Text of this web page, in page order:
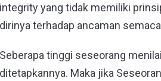
integrity yang tidak memiliki
dirinya terhadap ancaman
Seberapa tinggi seseorang
ditetapkannya. Maka jika